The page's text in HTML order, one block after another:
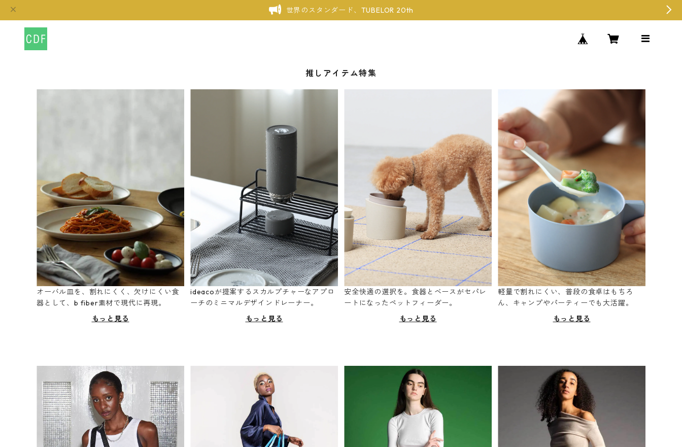
世界のスタンダード、TUBELOR 20th
推しアイテム特集
オーバル皿を、割れにくく、欠けにくい食
器として、b fiber素材で現代に再現。
もっと見る
ideacoが提案するスカルプチャーなアプロ
ーチのミニマルデザインドレーナー。
もっと見る
安全快適の選択を。食器とベースがセパレ
ートになったペットフィーダー。
もっと見る
軽量で割れにくい、普段の食卓はもちろ
ん、キャンプやパーティーでも大活躍。
もっと見る